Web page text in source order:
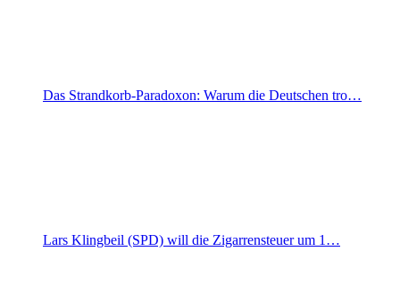
Das Strandkorb-Paradoxon: Warum die Deutschen tro…
Lars Klingbeil (SPD) will die Zigarrensteuer um 1…